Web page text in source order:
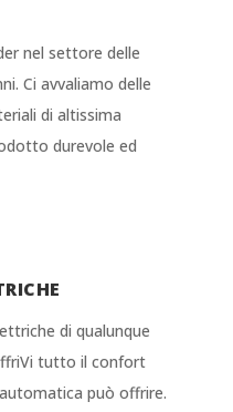
nel settore delle
Ci avvaliamo delle
di altissima
durevole ed
di qualunque
tutto il confort
può offrire.